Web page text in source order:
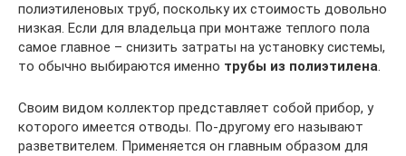
полиэтиленовых труб, поскольку их стоимость довольно
низкая. Если для владельца при монтаже теплого пола
самое главное – снизить затраты на установку системы,
то обычно выбираются именно трубы из полиэтилена.
Своим видом коллектор представляет собой прибор, у
которого имеется отводы. По-другому его называют
разветвителем. Применяется он главным образом для